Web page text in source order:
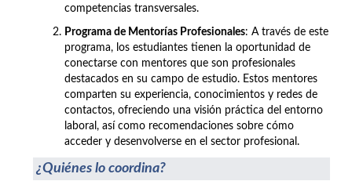
competencias transversales.
Programa de Mentorías Profesionales: A través de este
programa, los estudiantes tienen la oportunidad de
conectarse con mentores que son profesionales
destacados en su campo de estudio. Estos mentores
comparten su experiencia, conocimientos y redes de
contactos, ofreciendo una visión práctica del entorno
laboral, así como recomendaciones sobre cómo
acceder y desenvolverse en el sector profesional.
¿Quiénes lo coordina?